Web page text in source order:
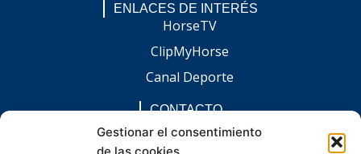
Gestionar el consentimiento
ENLACES DE INTERÉS
HorseTV
ClipMyHorse
Canal Deporte
CONTACTO
comunicacion@chaccoinfo.com